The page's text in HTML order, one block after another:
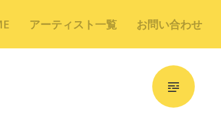
アーティスト一覧 お問い合わせ